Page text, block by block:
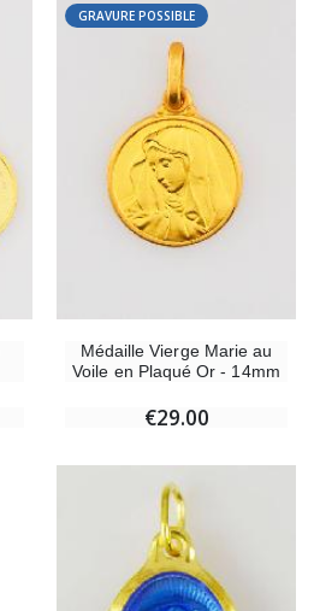
GRAVURE POSSIBLE
Médaille Vierge Marie au
Voile en Plaqué Or - 14mm
€29.00